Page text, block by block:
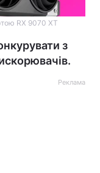
RX 9070 XT
з
Реклама